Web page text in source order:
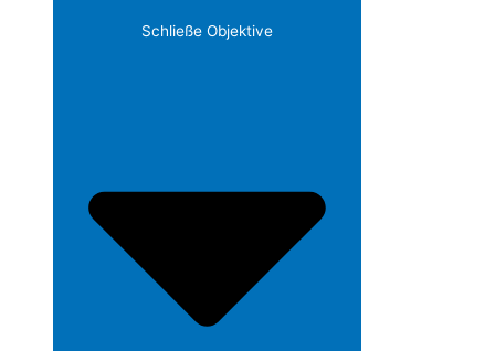
Schließe Objektive